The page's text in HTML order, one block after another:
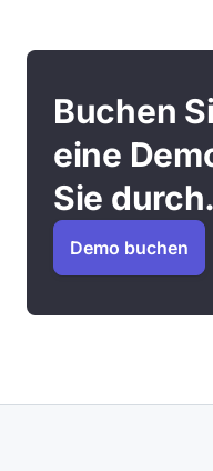
Buchen
eine
Sie durch.
Demo buchen